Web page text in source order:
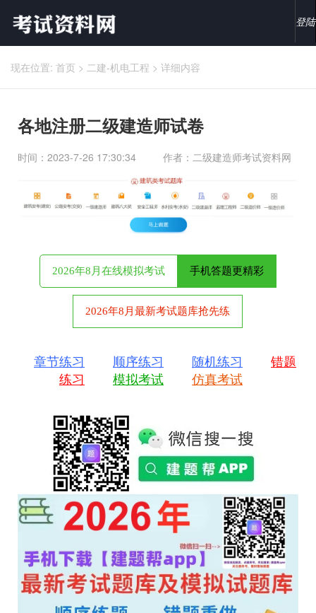
登陆
现在位置: 首页 > 二建-机电工程 > 详细内容
各地注册二级建造师试卷
时间：2023-7-26 17:30:34 作者：二级建造师考试资料网
2026年8月在线模拟考试 手机答题更精彩
2026年8月最新考试题库抢先练
章节练习 顺序练习 随机练习
错题
练习
模拟考试 仿真考试